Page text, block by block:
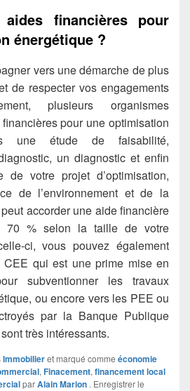
financières pour
énergétique ?
vers une démarche de plus
de respecter vos engagements
plusieurs organismes
pour une optimisation
une étude de faisabilité,
un diagnostic et enfin
de votre projet d’optimisation,
de l’environnement et de la
accorder une aide financière
% selon la taille de votre
ci, vous pouvez également
qui est une prime mise en
subventionner les travaux
ou encore vers les PEE ou
par la Banque Publique
très intéressants.
Immobilieret marqué comme économie
, Finacement, financement local
parAlain Marion . Enregistrer le